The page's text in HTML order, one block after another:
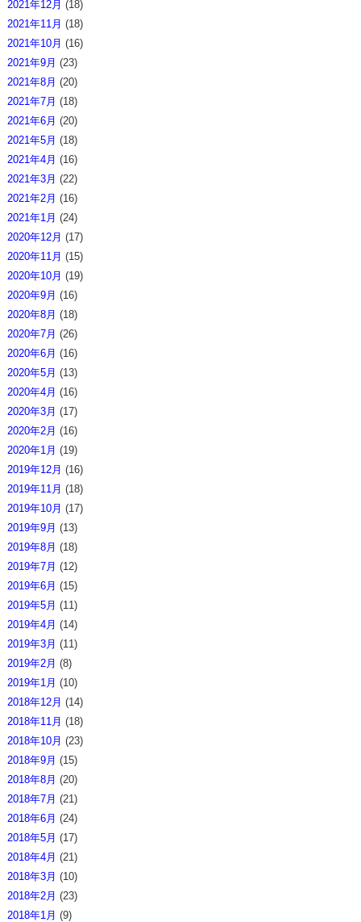
2021年12月 (18)
2021年11月 (18)
2021年10月 (16)
2021年9月 (23)
2021年8月 (20)
2021年7月 (18)
2021年6月 (20)
2021年5月 (18)
2021年4月 (16)
2021年3月 (22)
2021年2月 (16)
2021年1月 (24)
2020年12月 (17)
2020年11月 (15)
2020年10月 (19)
2020年9月 (16)
2020年8月 (18)
2020年7月 (26)
2020年6月 (16)
2020年5月 (13)
2020年4月 (16)
2020年3月 (17)
2020年2月 (16)
2020年1月 (19)
2019年12月 (16)
2019年11月 (18)
2019年10月 (17)
2019年9月 (13)
2019年8月 (18)
2019年7月 (12)
2019年6月 (15)
2019年5月 (11)
2019年4月 (14)
2019年3月 (11)
2019年2月 (8)
2019年1月 (10)
2018年12月 (14)
2018年11月 (18)
2018年10月 (23)
2018年9月 (15)
2018年8月 (20)
2018年7月 (21)
2018年6月 (24)
2018年5月 (17)
2018年4月 (21)
2018年3月 (10)
2018年2月 (23)
2018年1月 (9)